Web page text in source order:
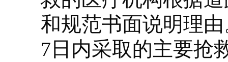
和规范书面说明理
7日内采取的主要抢